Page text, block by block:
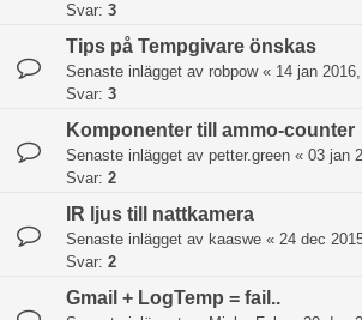
Svar: 3
Tips på Tempgivare önskas
Senaste inlägget av robpow« 14 jan
Svar: 3
Komponenter till ammo-counter
Senaste inlägget av petter.green « 03 jan
Svar: 2
IR ljus till nattkamera
Senaste inlägget av kaaswe « 24 dec
Svar: 2
Gmail + LogTemp = fail..